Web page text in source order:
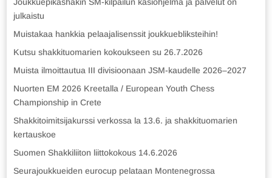
Joukkuepikashakin SM-kilpailun käsiohjelma ja palvelut on
julkaistu
Muistakaa hankkia pelaajalisenssit joukkuebliksteihin!
Kutsu shakkituomarien kokoukseen su 26.7.2026
Muista ilmoittautua III divisioonaan JSM-kaudelle 2026–2027
Nuorten EM 2026 Kreetalla / European Youth Chess
Championship in Crete
Shakkitoimitsijakurssi verkossa la 13.6. ja shakkituomarien
kertauskoe
Suomen Shakkiliiton liittokokous 14.6.2026
Seurajoukkueiden eurocup pelataan Montenegrossa